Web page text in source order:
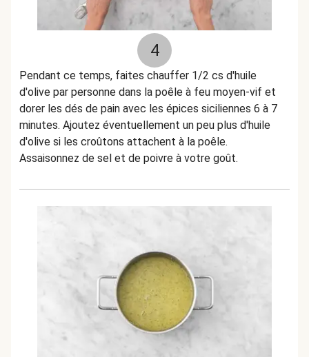
4
Pendant ce temps, faites chauffer 1/2 cs d'huile
d'olive par personne dans la poêle à feu moyen-vif et
dorer les dés de pain avec les épices siciliennes 6 à 7
minutes. Ajoutez éventuellement un peu plus d'huile
d'olive si les croûtons attachent à la poêle.
Assaisonnez de sel et de poivre à votre goût.